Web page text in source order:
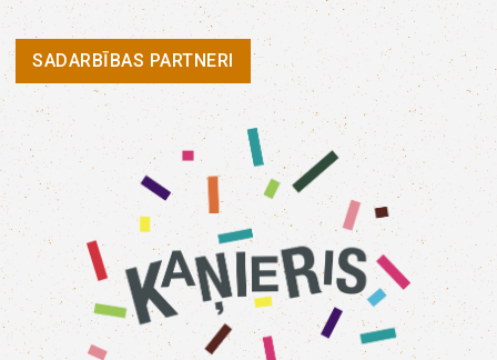
SADARBĪBAS PARTNERI